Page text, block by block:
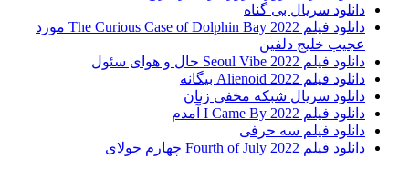
دانلود سریال بی گناه
دانلود فیلم The Curious Case of Dolphin Bay 2022 مورد
عجیب خلیج دلفین
دانلود فیلم Seoul Vibe 2022 حال و هوای سئول
دانلود فیلم Alienoid 2022 بیگانه
دانلود سریال شبکه مخفی زنان
دانلود فیلم I Came By 2022 آمدم
دانلود فیلم سه حرفی
دانلود فیلم Fourth of July 2022 چهارم جولای